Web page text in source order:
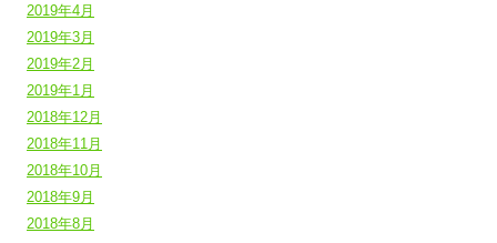
2019年4月
2019年3月
2019年2月
2019年1月
2018年12月
2018年11月
2018年10月
2018年9月
2018年8月